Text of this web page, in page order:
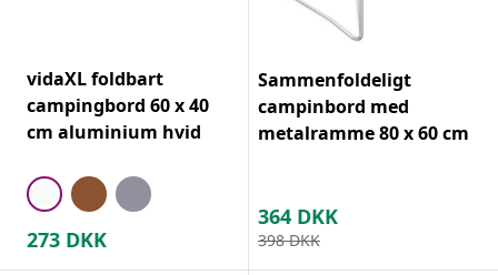
vidaXL foldbart
campingbord 60 x 40
cm aluminium hvid
273 DKK
Sammenfoldeligt
campinbord med
metalramme 80 x 60 cm
364 DKK
398 DKK